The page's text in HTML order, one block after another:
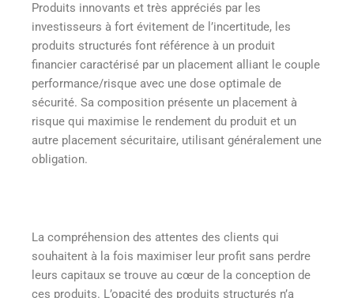
Produits innovants et très appréciés par les
investisseurs à fort évitement de l’incertitude, les
produits structurés font référence à un produit
financier caractérisé par un placement alliant le couple
performance/risque avec une dose optimale de
sécurité. Sa composition présente un placement à
risque qui maximise le rendement du produit et un
autre placement sécuritaire, utilisant généralement une
obligation.
La compréhension des attentes des clients qui
souhaitent à la fois maximiser leur profit sans perdre
leurs capitaux se trouve au cœur de la conception de
ces produits. L’opacité des produits structurés n’a